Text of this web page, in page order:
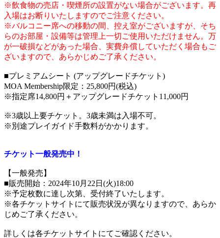
※飲食物の売店・喫煙所の設置がない場合がございます。再
入場はお断りいたしますのでご注意ください。
※バルコニー席への移動の間、控え室がございますが、そち
らのお部屋・設備等は管理上一切ご使用いただけません。万
が一破損などがあった場合、実費弁償していただく場合もご
ざいますので、あらかじめご了承ください。
■プレミアムシート (アップグレードチケット)
MOA Membership限定：25,800円(税込)
※指定席14,800円＋アップグレードチケット11,000円
※3歳以上要チケット。3歳未満は入場不可。
※別途プレイガイド手数料がかかります。
チケット一般発売中！
【一般発売】
■販売開始：2024年10月22日(火)18:00
※予定枚数に達し次第、受付終了いたします。
※各チケットサイトにて販売状況が異なりますので、あらか
じめご了承ください。
詳しくは各チケットサイトにてご確認ください。